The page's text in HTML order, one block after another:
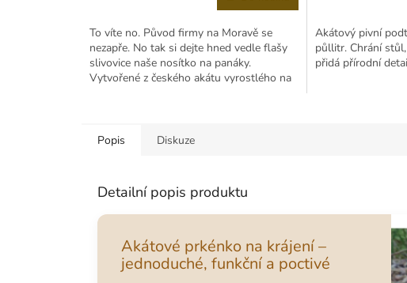
To víte no. Původ firmy na Moravě se
nezapře. No tak si dejte hned vedle flašy
slivovice naše nosítko na panáky.
Vytvořené z českého akátu vyrostlého na
Akátový pivní
půllitr. Chrání
přidá přírodní
Popis Diskuze
Detailní popis produktu
Akátové prkénko na krájení –
jednoduché, funkční a poctivé